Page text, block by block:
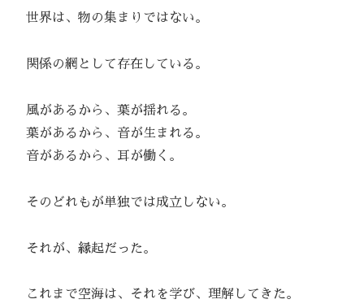
世界は、物の集まりではない。
関係の網として存在している。
風があるから、葉が揺れる。
葉があるから、音が生まれる。
音があるから、耳が働く。
そのどれもが単独では成立しない。
それが、縁起だった。
これまで空海は、それを学び、理解してきた。